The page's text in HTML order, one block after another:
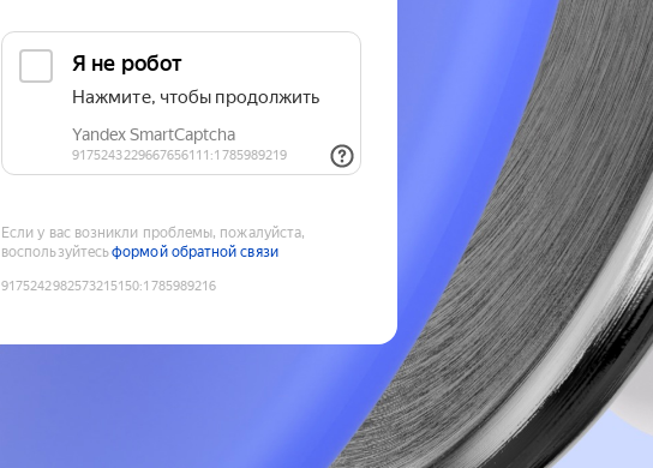
Если у вас возникли проблемы, пожалуйста,
воспользуйтесьформой обратной связи
9175242982573215150:1785989216